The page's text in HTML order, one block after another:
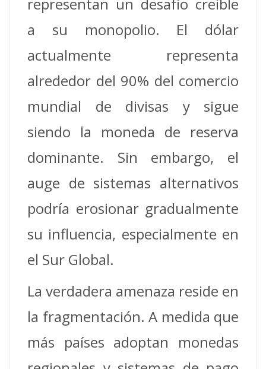
a su monopolio. El dólar
actualmente representa
alrededor del 90% del comercio
mundial de divisas y sigue
siendo la moneda de reserva
dominante. Sin embargo, el
auge de sistemas alternativos
podría erosionar gradualmente
su influencia, especialmente en
el Sur Global.
La verdadera amenaza reside en
la fragmentación. A medida que
más países adoptan monedas